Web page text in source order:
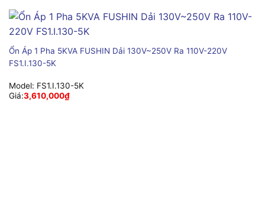
Ổn Áp 1 Pha 5KVA FUSHIN Dải 130V~250V Ra 110V-220V
FS1.I.130-5K
Model: FS1.I.130-5K
Giá:3,610,000₫